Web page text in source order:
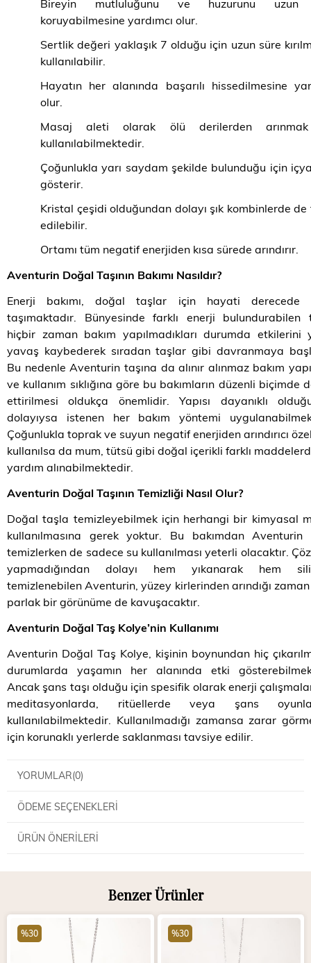
Bireyin mutluluğunu ve huzurunu uzun
koruyabilmesine yardımcı olur.
Sertlik değeri yaklaşık 7 olduğu için uzun süre
kullanılabilir.
Hayatın her alanında başarılı hissedilmesine
olur.
Masaj aleti olarak ölü derilerden
kullanılabilmektedir.
Çoğunlukla yarı saydam şekilde bulunduğu için
gösterir.
Kristal çeşidi olduğundan dolayı şık kombinlerde
edilebilir.
Ortamı tüm negatif enerjiden kısa sürede arındırır.
Aventurin Doğal Taşının Bakımı Nasıldır?
Enerji bakımı, doğal taşlar için hayati derecede
taşımaktadır. Bünyesinde farklı enerji bulundurabilen
hiçbir zaman bakım yapılmadıkları durumda etkilerini
yavaş kaybederek sıradan taşlar gibi davranmaya
Bu nedenle Aventurin taşına da alınır alınmaz bakım
ve kullanım sıklığına göre bu bakımların düzenli biçimde
ettirilmesi oldukça önemlidir. Yapısı dayanıklı
dolayıysa istenen her bakım yöntemi
Çoğunlukla toprak ve suyun negatif enerjiden arındırıcı
kullanılsa da mum, tütsü gibi doğal içerikli farklı
yardım alınabilmektedir.
Aventurin Doğal Taşının Temizliği Nasıl Olur?
Doğal taşla temizleyebilmek için herhangi bir kimyasal
kullanılmasına gerek yoktur. Bu bakımdan Aventurin
temizlerken de sadece su kullanılması yeterli olacaktır.
yapmadığından dolayı hem yıkanarak hem
temizlenebilen Aventurin, yüzey kirlerinden arındığı
parlak bir görünüme de kavuşacaktır.
Aventurin Doğal Taş Kolye’nin Kullanımı
Aventurin Doğal Taş Kolye, kişinin boynundan hiç
durumlarda yaşamın her alanında etki
Ancak şans taşı olduğu için spesifik olarak enerji
meditasyonlarda, ritüellerde veya şans
kullanılabilmektedir. Kullanılmadığı zamansa zarar
için korunaklı yerlerde saklanması tavsiye edilir.
YORUMLAR(0)
ÖDEME SEÇENEKLERI
ÜRÜN ÖNERILERI
Benzer Ürünler
%30 %30